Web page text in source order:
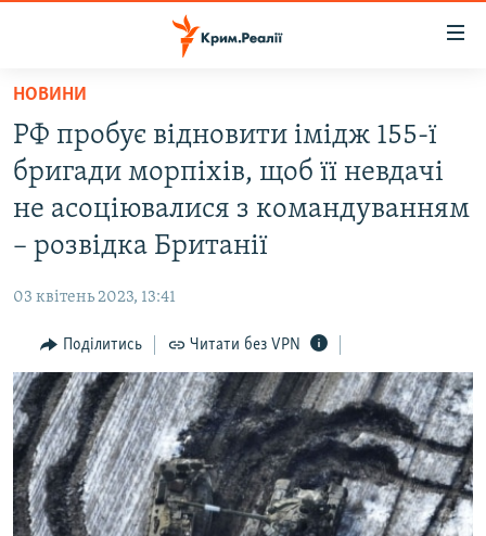
Перейти
основного
матеріалу
Перейти
до
основної
Перейти
пошуку
ВОДА.КРИМ
ВІДЕО ТА ФОТО
ПОЛІТИКА
ІНТЕРВ'Ю
ВСЕ ЗА ДЕНЬ
СПЕЦПРОЕКТИ
ДЕПОРТАЦІЯ
ВІДЕОУРОКИ «ELIFBE»
ЯК ОБІЙТИ БЛОКУВАННЯ
Русский
НОВИНИ
РФ пробує відновити імідж 155-ї
бригади морпіхів, щоб її невдачі
не асоціювалися з командуванням
– розвідка Британії
03 квітень 2023, 13:41
Поділитись Читати без VPN